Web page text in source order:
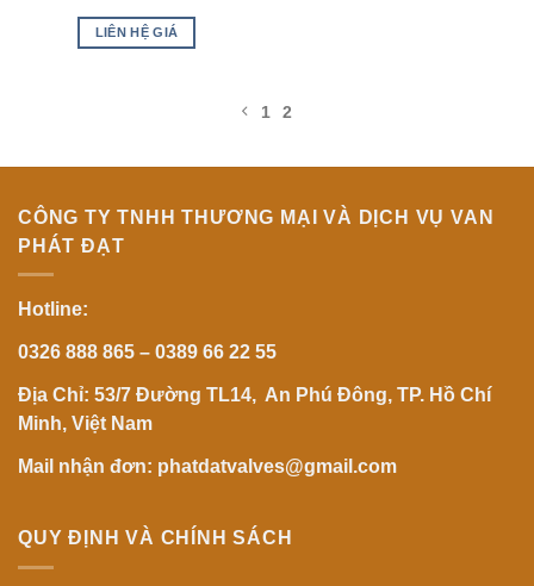
LIÊN HỆ GIÁ
1 2
CÔNG TY TNHH THƯƠNG MẠI VÀ DỊCH VỤ VAN
PHÁT ĐẠT
Hotline:
0326 888 865 – 0389 66 22 55
Địa Chỉ: 53/7 Đường TL14, An Phú Đông, TP. Hồ Chí
Minh, Việt Nam
Mail nhận đơn: phatdatvalves@gmail.com
QUY ĐỊNH VÀ CHÍNH SÁCH